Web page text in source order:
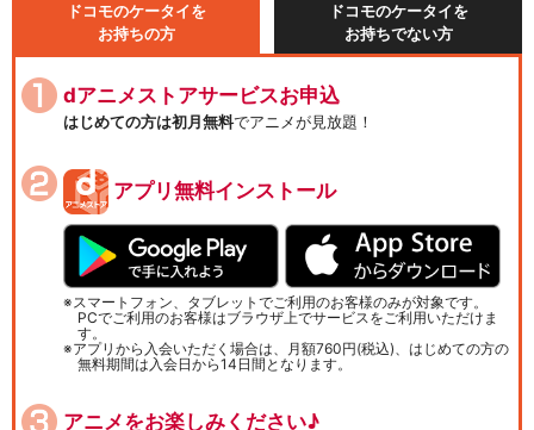
ドコモのケータイを
お持ちの方
ドコモのケータイを
お持ちでない方
dアニメストアサービスお申込
はじめての方は初月無料でアニメが見放題！
アプリ無料インストール
スマートフォン、タブレットでご利用のお客様のみが対象です。
PCでご利用のお客様はブラウザ上でサービスをご利用いただけま
す。
アプリから入会いただく場合は、月額760円(税込)、はじめての方の
無料期間は入会日から14日間となります。
アニメをお楽しみください♪